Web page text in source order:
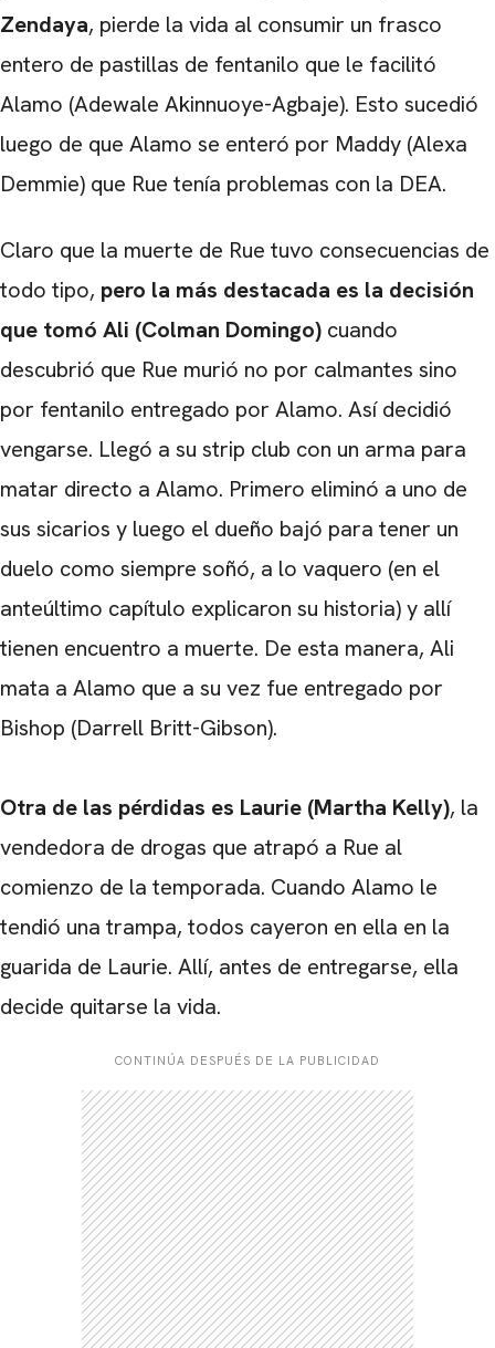
Zendaya, pierde la vida al consumir un frasco
entero de pastillas de fentanilo que le facilitó
Alamo (Adewale Akinnuoye-Agbaje). Esto sucedió
luego de que Alamo se enteró por Maddy (Alexa
Demmie) que Rue tenía problemas con la DEA.
Claro que la muerte de Rue tuvo consecuencias de
todo tipo, pero la más destacada es la decisión
que tomó Ali (Colman Domingo) cuando
descubrió que Rue murió no por calmantes sino
por fentanilo entregado por Alamo. Así decidió
vengarse. Llegó a su strip club con un arma para
matar directo a Alamo. Primero eliminó a uno de
sus sicarios y luego el dueño bajó para tener un
duelo como siempre soñó, a lo vaquero (en el
anteúltimo capítulo explicaron su historia) y allí
tienen encuentro a muerte. De esta manera, Ali
mata a Alamo que a su vez fue entregado por
Bishop (Darrell Britt-Gibson).
Otra de las pérdidas es Laurie (Martha Kelly), la
vendedora de drogas que atrapó a Rue al
comienzo de la temporada. Cuando Alamo le
tendió una trampa, todos cayeron en ella en la
guarida de Laurie. Allí, antes de entregarse, ella
decide quitarse la vida.
CONTINÚA DESPUÉS DE LA PUBLICIDAD